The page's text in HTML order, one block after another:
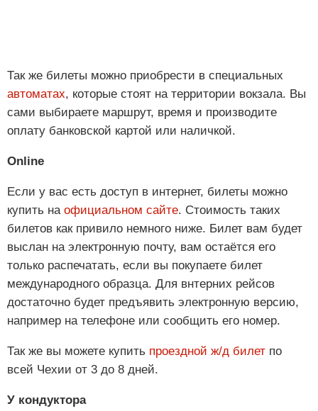
Так же билеты можно приобрести в специальных
автоматах, которые стоят на территории вокзала. Вы
сами выбираете маршрут, время и производите
оплату банковской картой или наличкой.
Online
Если у вас есть доступ в интернет, билеты можно
купить на официальном сайте. Стоимость таких
билетов как привило немного ниже. Билет вам будет
выслан на электронную почту, вам остаётся его
только распечатать, если вы покупаете билет
международного образца. Для внтерних рейсов
достаточно будет предъявить электронную версию,
например на телефоне или сообщить его номер.
Так же вы можете купить проездной ж/д билет по
всей Чехии от 3 до 8 дней.
У кондуктора